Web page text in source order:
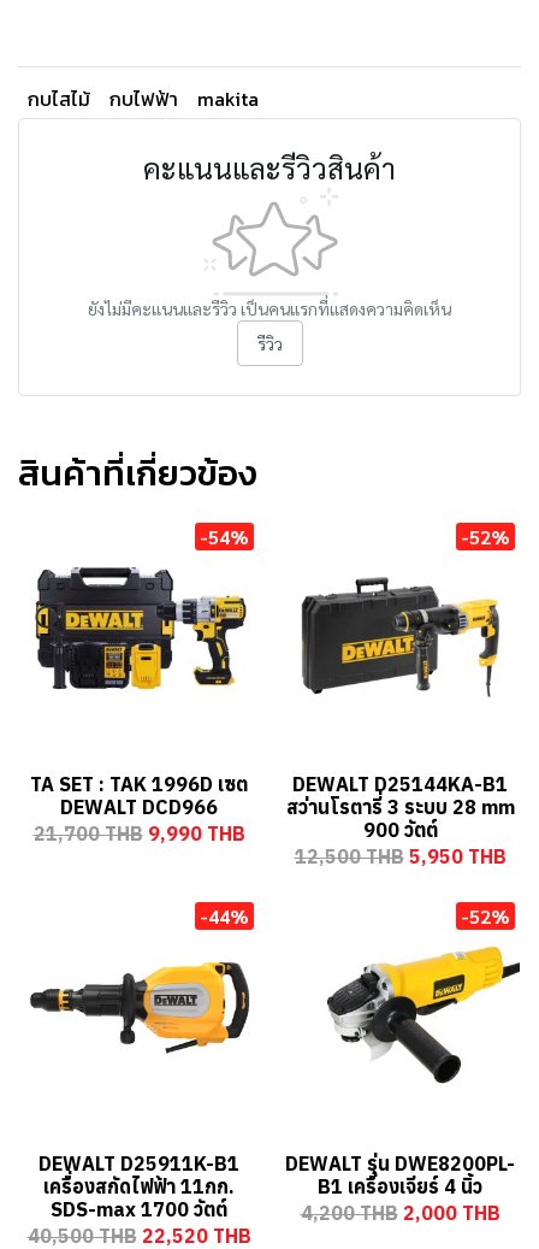
กบไสไม้ กบไฟฟ้า makita
คะแนนและรีวิวสินค้า
ยังไม่มีคะแนนและรีวิว เป็นคนแรกที่แสดงความคิดเห็น
รีวิว
สินค้าที่เกี่ยวข้อง
-54%
TA SET : TAK 1996D เซต
DEWALT DCD966
21,700 THB 9,990 THB
-52%
DEWALT D25144KA-B1
สว่านโรตารี่ 3 ระบบ 28 mm
900 วัตต์
12,500 THB 5,950 THB
-44%
DEWALT D25911K-B1
เครื่องสกัดไฟฟ้า 11กก.
SDS-max 1700 วัตต์
40,500 THB 22,520 THB
-52%
DEWALT รุ่น DWE8200PL-
B1 เครื่องเจียร์ 4 นิ้ว
4,200 THB 2,000 THB